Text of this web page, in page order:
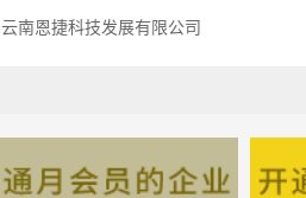
云南恩捷科技发展有限公司
昆明易事达房地产经纪有限公司